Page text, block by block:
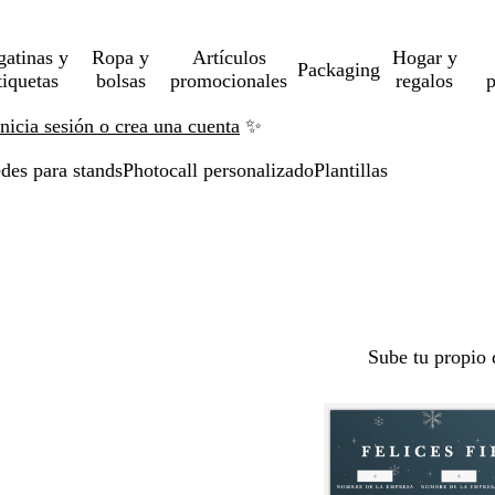
y
Ropa y
bolsas
Artículos
promocionales
Packaging
Hogar y
regalos
sesión o crea una cuenta ✨
para standsPhotocall personalizadoPlantillas
Sube tu propio